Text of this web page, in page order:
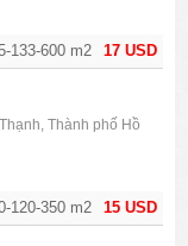
17 USD
133-600 m2
15 USD
120-350 m2
Thành phố Hồ